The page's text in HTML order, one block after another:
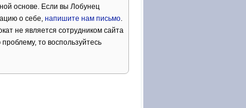
основе. Если вы Лобунец
о себе, напишите нам письмо.
не является сотрудником сайта
то воспользуйтесь